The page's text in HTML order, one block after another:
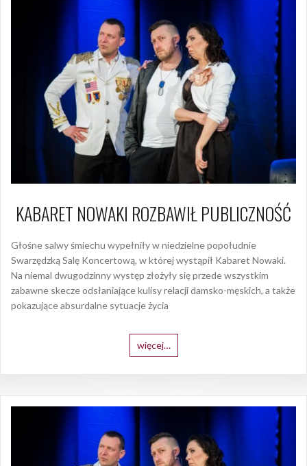
KABARET NOWAKI ROZBAWIŁ PUBLICZNOŚĆ
Głośne salwy śmiechu wypełniły w niedzielne popołudnie
Swarzędzką Salę Koncertową, w której wystąpił Kabaret Nowaki.
Na niemal dwugodzinny występ złożyły się przede wszystkim
zabawne skecze odsłaniające kulisy relacji damsko-męskich, a także
pokazujące absurdalne sytuacje życia
więcej…